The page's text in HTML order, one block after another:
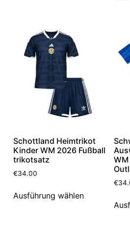
Schottland Heimtrikot
Kinder WM 2026 Fußball
trikotsatz
€34.00
Ausführung wählen
€